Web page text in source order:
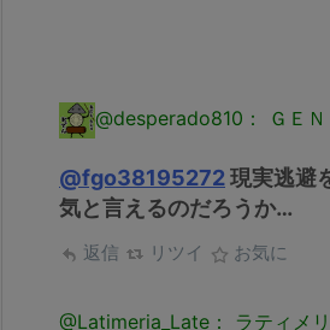
@desperado810： ＧＥＮ
@fgo38195272現実逃避
気と言えるのだろうか…
返信 リツイ お気に
@Latimeria_Late： ラティメ